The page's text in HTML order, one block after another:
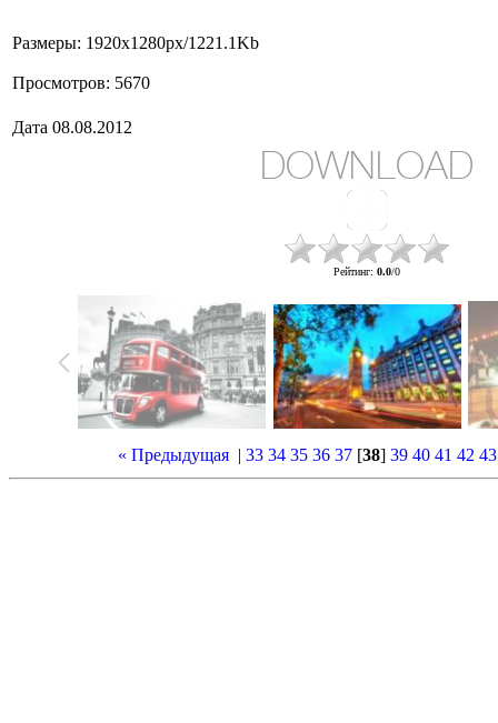
Размеры: 1920x1280px/1221.1Kb
Просмотров: 5670
Дата 08.08.2012
DOWNLOAD
Рейтинг: 0.0/0
« Предыдущая | 33 34 35 36 37 [38] 39 40 41 42 43